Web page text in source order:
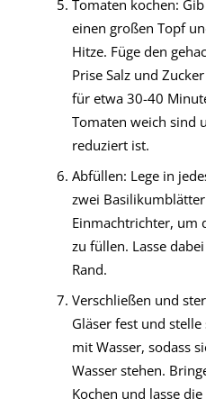
Tomaten kochen:
einen großen Topf
Hitze. Füge den
Prise Salz und
für etwa 30-40
Tomaten weich sind
reduziert ist.
Abfüllen: Lege in
zwei
Einmachtrichter, um
zu füllen. Lasse
Rand.
Verschließen und
Gläser fest und
mit Wasser, sodass
Wasser stehen.
Kochen und lasse